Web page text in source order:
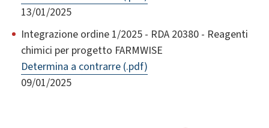
13/01/2025
Integrazione ordine 1/2025 - RDA 20380 - Reagenti
chimici per progetto FARMWISE
Determina a contrarre (.pdf)
09/01/2025